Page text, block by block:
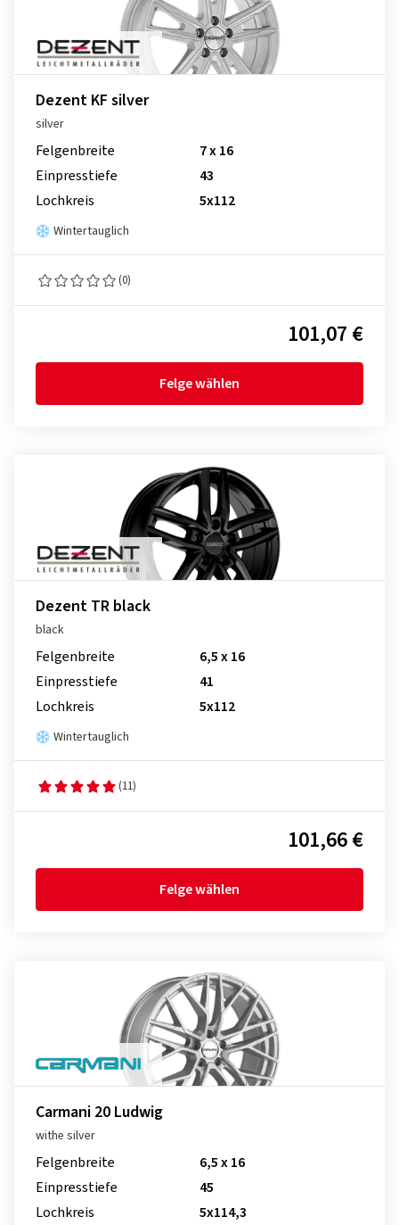
Dezent KF silver
silver
Felgenbreite
7 x 16
Einpresstiefe
43
Lochkreis
5x112
Wintertauglich
(0)
101,07 €
Felge wählen
Dezent TR black
black
Felgenbreite
6,5 x 16
Einpresstiefe
41
Lochkreis
5x112
Wintertauglich
(11)
101,66 €
Felge wählen
Carmani 20 Ludwig
withe silver
Felgenbreite
6,5 x 16
Einpresstiefe
45
Lochkreis
5x114,3